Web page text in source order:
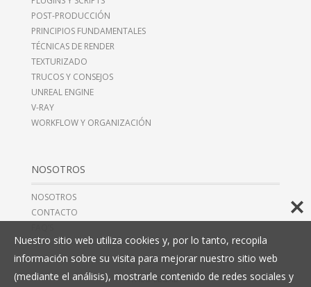
POST-PRODUCCIÓN
PRINCIPIOS FUNDAMENTALES
TÉCNICAS DE RENDER
TEXTURIZADO
TRUCOS Y CONSEJOS
UNREAL ENGINE
V-RAY
WORKFLOW Y ORGANIZACIÓN
NOSOTROS
NOSOTROS
CONTACTO
AVISO LEGAL
Nuestro sitio web utiliza cookies y, por lo tanto, recopila
información sobre su visita para mejorar nuestro sitio web
(mediante el análisis), mostrarle contenido de redes sociales y